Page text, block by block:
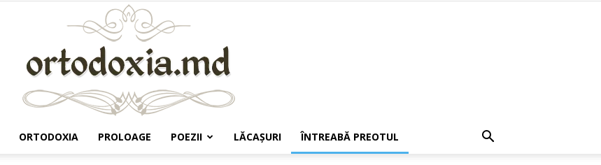
ORTODOXIA PROLOAGE POEZII LĂCAŞURI ÎNTREABĂ PREOTUL